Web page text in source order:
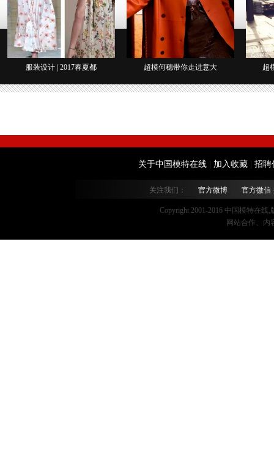
服装设计 | 2017春夏都 超模何穗带你走进意大 超
关于中国模特在线 加入收藏 招聘
关注我们： 官方微博 官方微信
Copyright 2001-2016 中国模特在线
网站合作、内